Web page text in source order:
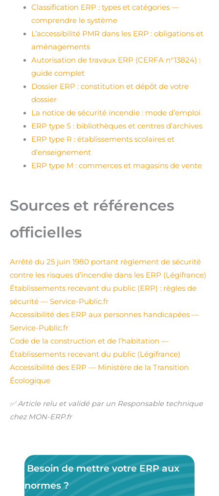
Classification ERP : types et catégories —
comprendre le système
L’accessibilité PMR dans les ERP : obligations et
aménagements
Autorisation de travaux ERP (CERFA n°13824) :
guide complet
Dossier ERP : constitution et dépôt de votre
dossier
La notice de sécurité incendie : mode d’emploi
ERP type S : bibliothèques et centres d’archives
ERP type R : établissements scolaires et
d’enseignement
ERP type M : commerces et magasins de vente
Sources et références
officielles
Arrêté du 25 juin 1980 portant règlement de sécurité
contre les risques d’incendie dans les ERP (Légifrance)
Établissements recevant du public (ERP) : règles de
sécurité — Service-Public.fr
Accessibilité des ERP aux personnes handicapées —
Service-Public.fr
Code de la construction et de l’habitation —
Établissements recevant du public (Légifrance)
Accessibilité des ERP — Ministère de la Transition
Écologique
✅ Article relu et validé par un Responsable technique
chez MON-ERP.fr
Besoin de mettre votre ERP aux
normes ?